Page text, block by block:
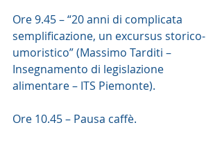
Ore 9.45 – “20 anni di complicata
semplificazione, un excursus storico-
umoristico” (Massimo Tarditi –
Insegnamento di legislazione
alimentare – ITS Piemonte).
Ore 10.45 – Pausa caffè.